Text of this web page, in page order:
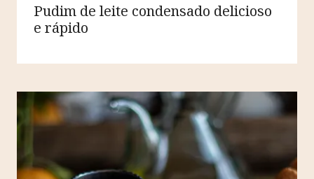
Pudim de leite condensado delicioso
e rápido